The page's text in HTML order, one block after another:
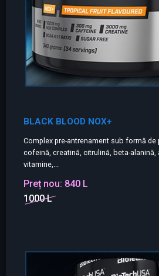
BLACK BLOOD NOX+
Complex pre-antrenament sub formă de
cofeină, creatină, citrulină, beta-alanină,
vitamine,...
Preț nou: 840 L
1000 L